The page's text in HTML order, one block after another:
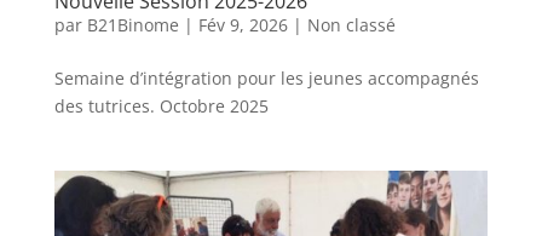
par B21Binome | Fév 9, 2026| Non classé
Semaine d’intégration pour les jeunes accompagnés
des tutrices. Octobre 2025